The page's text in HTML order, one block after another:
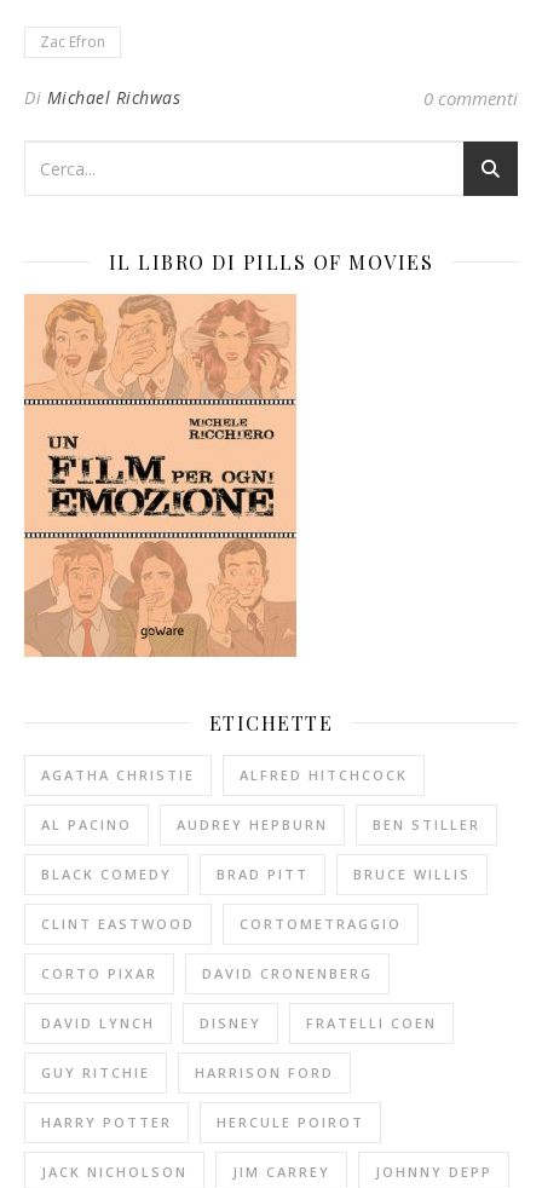
Zac Efron
Di Michael Richwas 0 commenti
IL LIBRO DI PILLS OF MOVIES
ETICHETTE
AGATHA CHRISTIE ALFRED HITCHCOCK
AL PACINO AUDREY HEPBURN BEN STILLER
BLACK COMEDY BRAD PITT BRUCE WILLIS
CLINT EASTWOOD CORTOMETRAGGIO
CORTO PIXAR DAVID CRONENBERG
DAVID LYNCH DISNEY FRATELLI COEN
GUY RITCHIE HARRISON FORD
HARRY POTTER HERCULE POIROT
JACK NICHOLSON JIM CARREY JOHNNY DEPP